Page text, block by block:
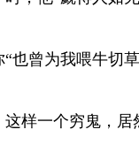
曾为我喂牛切
样一个穷鬼，居